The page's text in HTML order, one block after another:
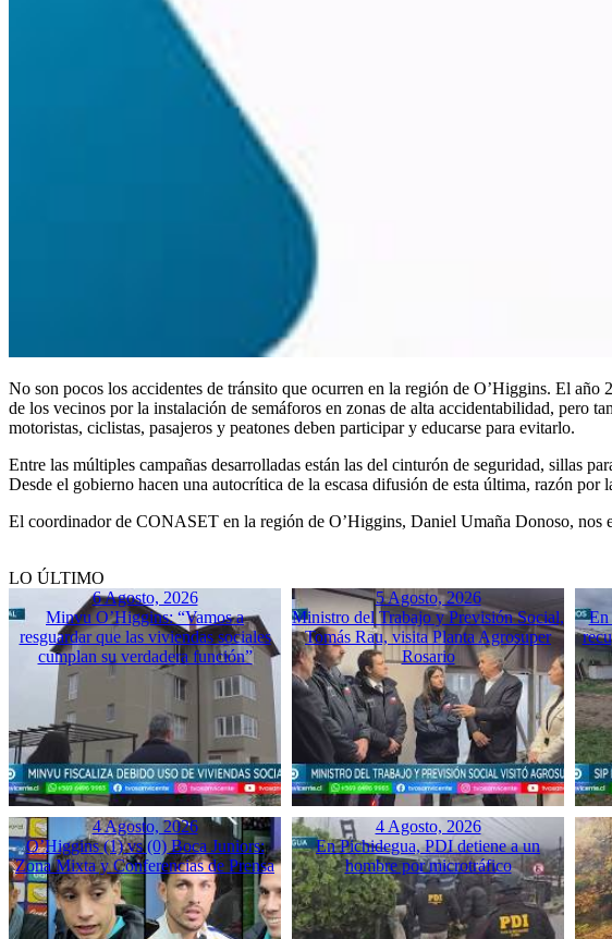
No son pocos los accidentes de tránsito que ocurren en la región de O’Higgins. El
de los vecinos por la instalación de semáforos en zonas de alta accidentabilidad, pero
motoristas, ciclistas, pasajeros y peatones deben participar y educarse para evitarlo.
Entre las múltiples campañas desarrolladas están las del cinturón de seguridad, sillas
Desde el gobierno hacen una autocrítica de la escasa difusión de esta última, razón
El coordinador de CONASET en la región de O’Higgins, Daniel Umaña Donoso, nos
LO ÚLTIMO
6 Agosto, 2026
Minvu O’Higgins: “Vamos a
resguardar que las viviendas sociales
cumplan su verdadera función”
5 Agosto, 2026
Ministro del Trabajo y Previsión Social,
Tomás Rau, visita Planta Agrosuper
Rosario
En
4 Agosto, 2026
O’Higgins (1) vs (0) Boca Juniors:
Zona Mixta y Conferencias de Prensa
4 Agosto, 2026
En Pichidegua, PDI detiene a un
hombre por microtráfico